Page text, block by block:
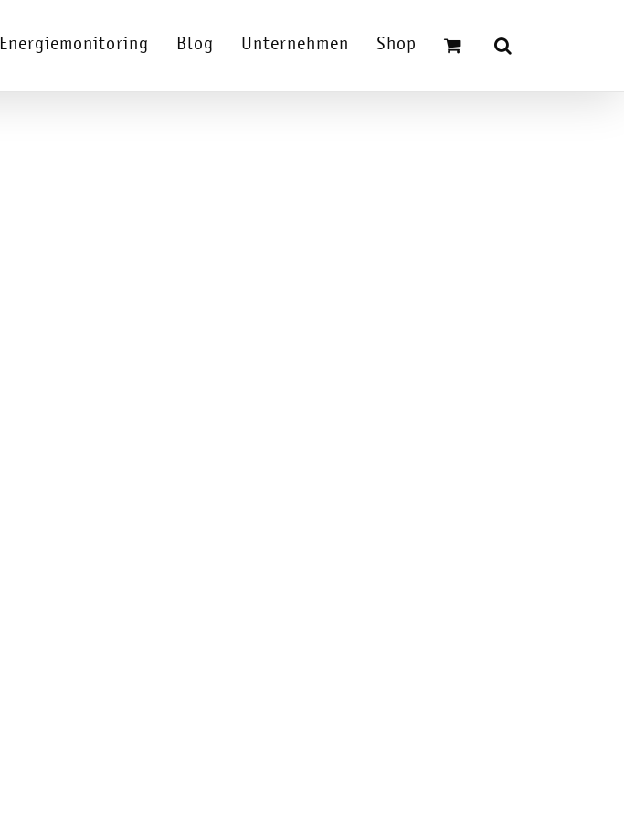
Energiemonitoring Blog Unternehmen Shop